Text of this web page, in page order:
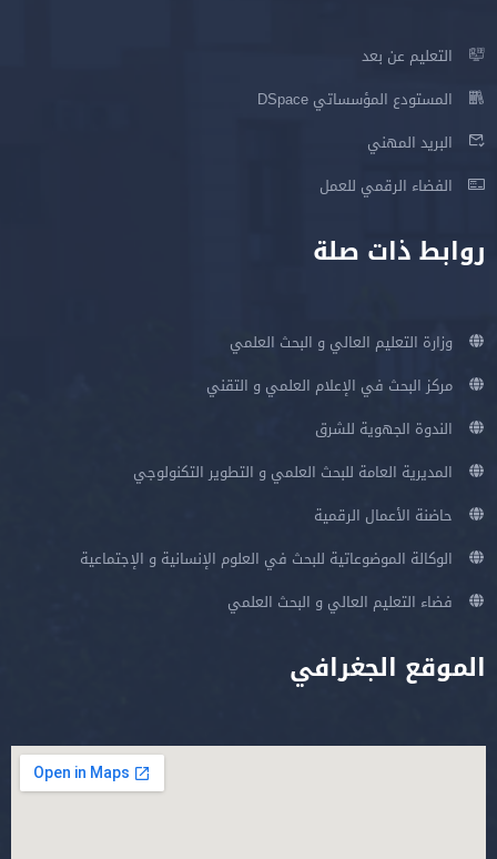
التعليم عن بعد
المستودع المؤسساتي DSpace
البريد المهني
الفضاء الرقمي للعمل
روابط ذات صلة
وزارة التعليم العالي و البحث العلمي
مركز البحث في الإعلام العلمي و التقني
الندوة الجهوية للشرق
المديرية العامة للبحث العلمي و التطوير التكنولوجي
حاضنة الأعمال الرقمية
الوكالة الموضوعاتية للبحث في العلوم الإنسانية و الإجتماعية
فضاء التعليم العالي و البحث العلمي
الموقع الجغرافي